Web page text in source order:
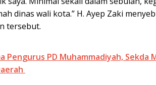
dinas wali kota.” H. Ayep Zaki
tersebut.
Pengurus PD Muhammadiyah, Sekda